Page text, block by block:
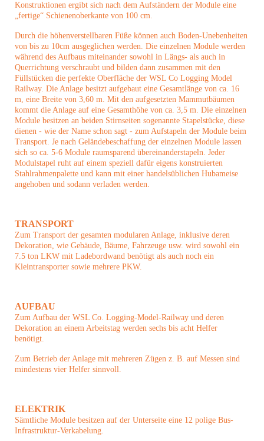
Konstruktionen ergibt sich nach dem Aufständern der Module eine
„fertige“ Schienenoberkante von 100 cm.
Durch die höhenverstellbaren Füße können auch Boden-Unebenheiten
von bis zu 10cm ausgeglichen werden. Die einzelnen Module werden
während des Aufbaus miteinander sowohl in Längs- als auch in
Querrichtung verschraubt und bilden dann zusammen mit den
Füllstücken die perfekte Oberfläche der WSL Co Logging Model
Railway. Die Anlage besitzt aufgebaut eine Gesamtlänge von ca. 16
m, eine Breite von 3,60 m. Mit den aufgesetzten Mammutbäumen
kommt die Anlage auf eine Gesamthöhe von ca. 3,5 m. Die einzelnen
Module besitzen an beiden Stirnseiten sogenannte Stapelstücke, diese
dienen - wie der Name schon sagt - zum Aufstapeln der Module beim
Transport. Je nach Geländebeschaffung der einzelnen Module lassen
sich so ca. 5-6 Module raumsparend übereinanderstapeln. Jeder
Modulstapel ruht auf einem speziell dafür eigens konstruierten
Stahlrahmenpalette und kann mit einer handelsüblichen Hubameise
angehoben und sodann verladen werden.
TRANSPORT
Zum Transport der gesamten modularen Anlage, inklusive deren
Dekoration, wie Gebäude, Bäume, Fahrzeuge usw. wird sowohl ein
7.5 ton LKW mit Ladebordwand benötigt als auch noch ein
Kleintransporter sowie mehrere PKW.
AUFBAU
Zum Aufbau der WSL Co. Logging-Model-Railway und deren
Dekoration an einem Arbeitstag werden sechs bis acht Helfer
benötigt.
Zum Betrieb der Anlage mit mehreren Zügen z. B. auf Messen sind
mindestens vier Helfer sinnvoll.
ELEKTRIK
Sämtliche Module besitzen auf der Unterseite eine 12 polige Bus-
Infrastruktur-Verkabelung.